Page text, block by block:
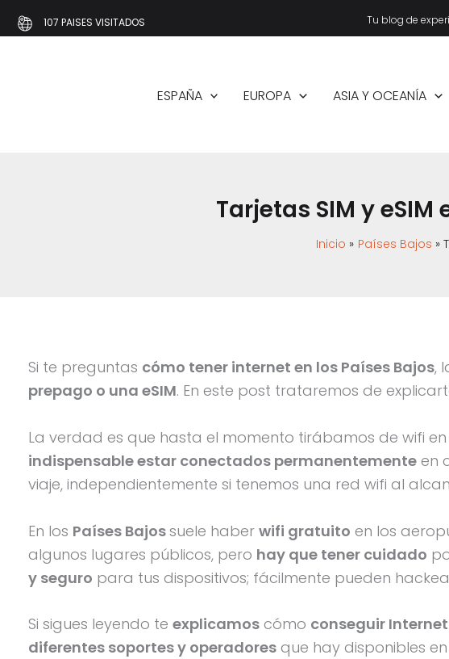
al
107 PAISES VISITADOS Tu blog de
ESPAÑA EUROPA ASIA Y OCEANÍA
Tarjetas SIM y
Inicio Países Bajos
Si te preguntas cómo tener internet en los Países Bajos,
prepago o una eSIM. En este post trataremos de
La verdad es que hasta el momento tirábamos de wifi en
indispensable estar conectados permanentemente en
viaje, independientemente si tenemos una red wifi al
En los Países Bajossuele haber wifi gratuito en los
algunos lugares públicos, pero hay que tener cuidado
y seguro para tus dispositivos; fácilmente pueden
Si sigues leyendo te explicamos cómo conseguir
diferentes soportes y operadores que hay disponibles